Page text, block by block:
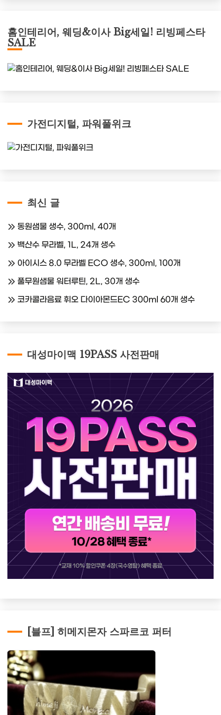
홈인테리어, 웨딩&이사 Big세일! 리빙페스타
SALE
가전디지털, 파워풀위크
최신 글
동원샘물 생수, 300ml, 40개
백산수 무라벨, 1L, 24개 생수
아이시스 8.0 무라벨 ECO 생수, 300ml, 100개
풀무원샘물 워터루틴, 2L, 30개 생수
코카콜라음료 휘오 다이아몬드EC 300ml 60개 생수
대성마이맥 19PASS 사전판매
[블프] 히메지몬자 스파르코 퍼터